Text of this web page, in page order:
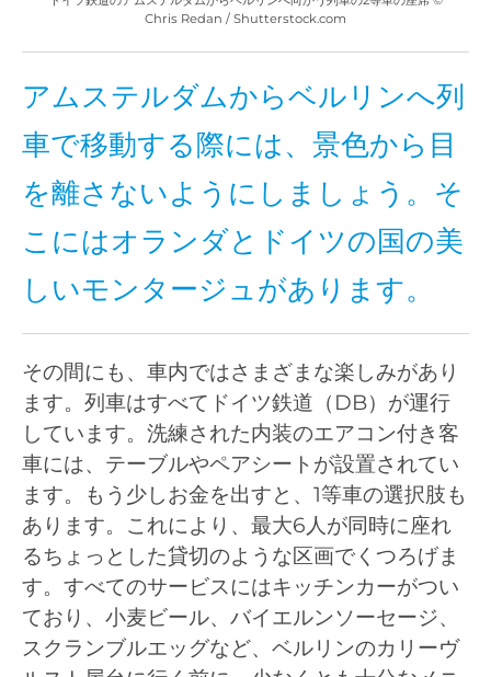
Chris Redan / Shutterstock.com
アムステルダムからベルリンへ列
車で移動する際には、景色から目
を離さないようにしましょう。そ
こにはオランダとドイツの国の美
しいモンタージュがあります。
その間にも、車内ではさまざまな楽しみがあり
ます。列車はすべてドイツ鉄道（DB）が運行
しています。洗練された内装のエアコン付き客
車には、テーブルやペアシートが設置されてい
ます。もう少しお金を出すと、1等車の選択肢も
あります。これにより、最大6人が同時に座れ
るちょっとした貸切のような区画でくつろげま
す。すべてのサービスにはキッチンカーがつい
ており、小麦ビール、バイエルンソーセージ、
スクランブルエッグなど、ベルリンのカリーヴ